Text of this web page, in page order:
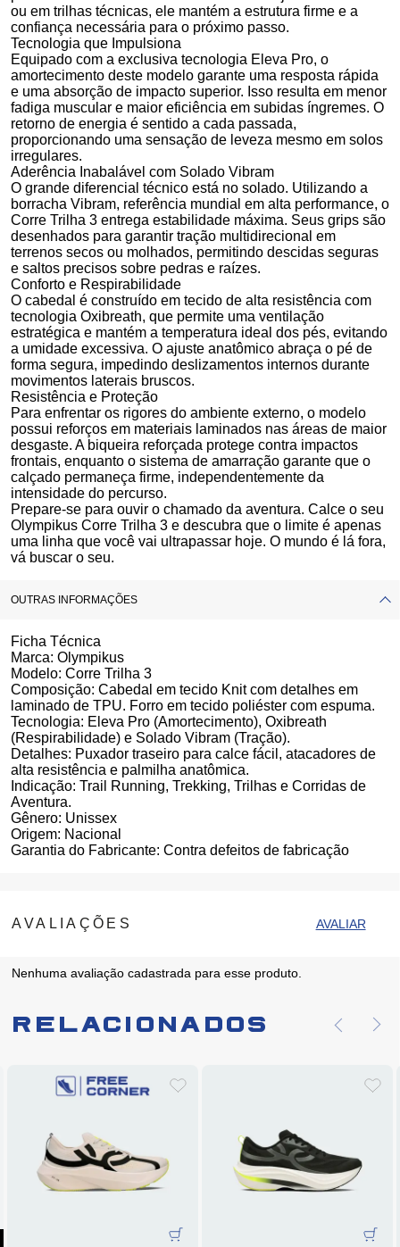
ou em trilhas técnicas, ele mantém a estrutura firme e a
confiança necessária para o próximo passo.
Tecnologia que Impulsiona
Equipado com a exclusiva tecnologia Eleva Pro, o
amortecimento deste modelo garante uma resposta rápida
e uma absorção de impacto superior. Isso resulta em menor
fadiga muscular e maior eficiência em subidas íngremes. O
retorno de energia é sentido a cada passada,
proporcionando uma sensação de leveza mesmo em solos
irregulares.
Aderência Inabalável com Solado Vibram
O grande diferencial técnico está no solado. Utilizando a
borracha Vibram, referência mundial em alta performance, o
Corre Trilha 3 entrega estabilidade máxima. Seus grips são
desenhados para garantir tração multidirecional em
terrenos secos ou molhados, permitindo descidas seguras
e saltos precisos sobre pedras e raízes.
Conforto e Respirabilidade
O cabedal é construído em tecido de alta resistência com
tecnologia Oxibreath, que permite uma ventilação
estratégica e mantém a temperatura ideal dos pés, evitando
a umidade excessiva. O ajuste anatômico abraça o pé de
forma segura, impedindo deslizamentos internos durante
movimentos laterais bruscos.
Resistência e Proteção
Para enfrentar os rigores do ambiente externo, o modelo
possui reforços em materiais laminados nas áreas de maior
desgaste. A biqueira reforçada protege contra impactos
frontais, enquanto o sistema de amarração garante que o
calçado permaneça firme, independentemente da
intensidade do percurso.
Prepare-se para ouvir o chamado da aventura. Calce o seu
Olympikus Corre Trilha 3 e descubra que o limite é apenas
uma linha que você vai ultrapassar hoje. O mundo é lá fora,
vá buscar o seu.
OUTRAS INFORMAÇÕES
Ficha Técnica
Marca: Olympikus
Modelo: Corre Trilha 3
Composição: Cabedal em tecido Knit com detalhes em
laminado de TPU. Forro em tecido poliéster com espuma.
Tecnologia: Eleva Pro (Amortecimento), Oxibreath
(Respirabilidade) e Solado Vibram (Tração).
Detalhes: Puxador traseiro para calce fácil, atacadores de
alta resistência e palmilha anatômica.
Indicação: Trail Running, Trekking, Trilhas e Corridas de
Aventura.
Gênero: Unissex
Origem: Nacional
Garantia do Fabricante: Contra defeitos de fabricação
Nenhuma avaliação cadastrada para esse produto.
Relacionados